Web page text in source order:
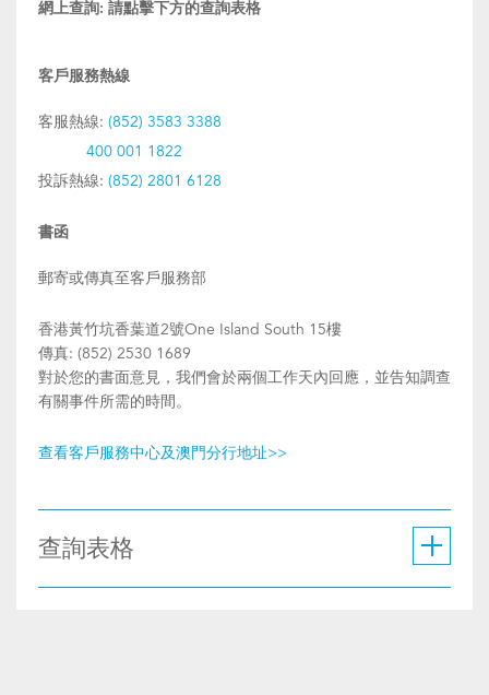
網上查詢: 請點擊下方的查詢表格
客戶服務熱線
客服熱線: (852) 3583 3388
400 001 1822
投訴熱線: (852) 2801 6128
書函
郵寄或傳真至客戶服務部
香港黃竹坑香葉道2號One Island South 15樓
傳真: (852) 2530 1689
對於您的書面意見，我們會於兩個工作天內回應，並告知調查
有關事件所需的時間。
查看客戶服務中心及澳門分行地址>>
查詢表格